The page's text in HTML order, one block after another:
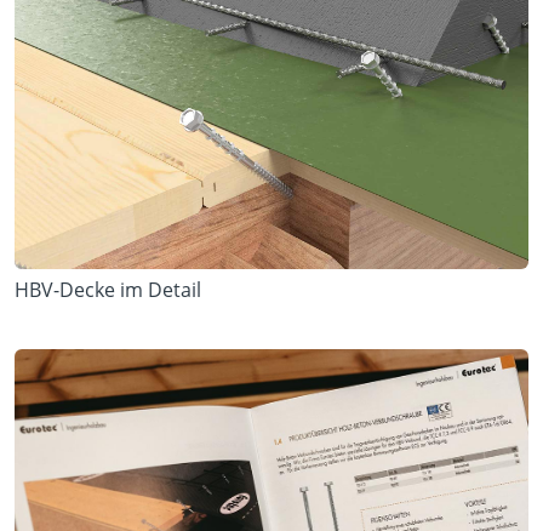
HBV-Decke im Detail